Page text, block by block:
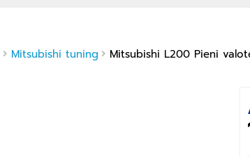
Mitsubishi tuning Mitsubishi L200 Pieni